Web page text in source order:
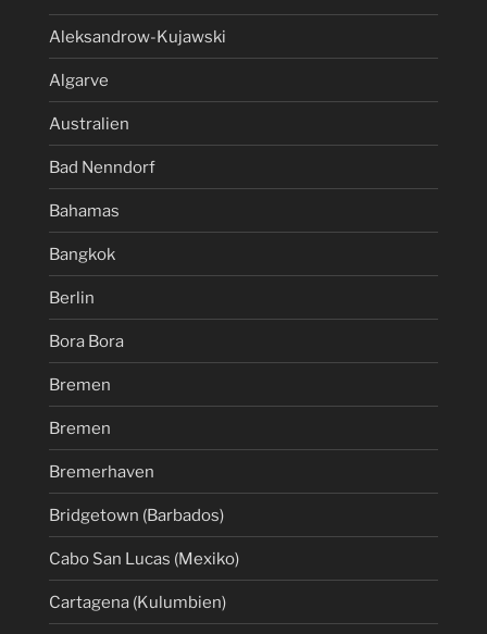
Aleksandrow-Kujawski
Algarve
Australien
Bad Nenndorf
Bahamas
Bangkok
Berlin
Bora Bora
Bremen
Bremen
Bremerhaven
Bridgetown (Barbados)
Cabo San Lucas (Mexiko)
Cartagena (Kulumbien)